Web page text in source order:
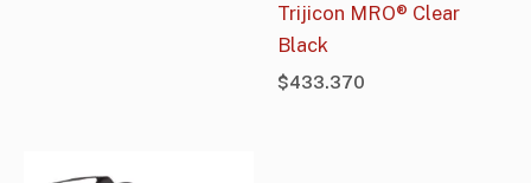
Trijicon MRO® Clear
Black
$433.370